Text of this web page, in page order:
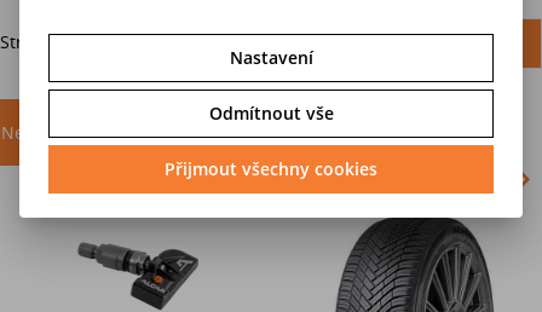
Strana1z1Celkem4záznamů
Nejprodávanější akce
Nastavení
Odmítnout vše
Přijmout všechny cookies